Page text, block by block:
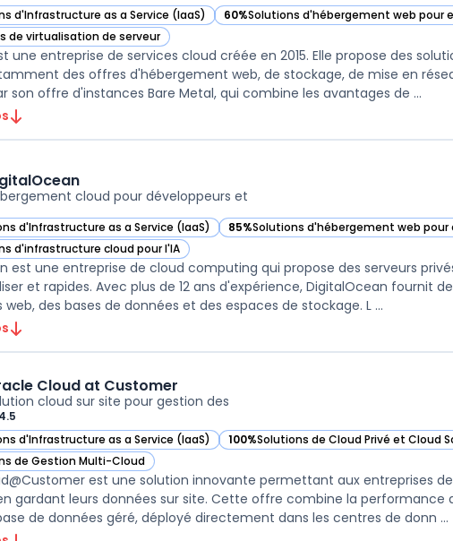
d'Infrastructure as a Service (IaaS)
dans cette catégorie 60%Solutions d'hébergement web pour
— voir Scaleway dans cette catégorie
de virtualisation de serveur
dans cette catégorie
une entreprise de services cloud créée en 2015. Elle propose des
des offres d'hébergement web, de stockage, de mise en
son offre d'instances Bare Metal, qui combine les avantages de ...
cloud pour développeurs et
d'Infrastructure as a Service (IaaS)
dans cette catégorie 85%Solutions d'hébergement web pour
— voir DigitalOcean dans cette
d'infrastructure cloud pour l'IA
dans cette catégorie
est une entreprise de cloud computing qui propose des serveurs
et rapides. Avec plus de 12 ans d'expérience, DigitalOcean fournit
applications web, des bases de données et des espaces de stockage. L ...
Cloud at Customer
cloud sur site pour gestion des
4.5
d'Infrastructure as a Service (IaaS)
Cloud at Customer dans cette catégorie100%Solutions de Cloud Privé et Cloud
— voir Oracle Cloud at Customer dans
de Gestion Multi-Cloud
Cloud at Customer dans cette catégorie
est une solution innovante permettant aux entreprises
gardant leurs données sur site. Cette offre combine la performance
de données géré, déployé directement dans les centres de donn ...